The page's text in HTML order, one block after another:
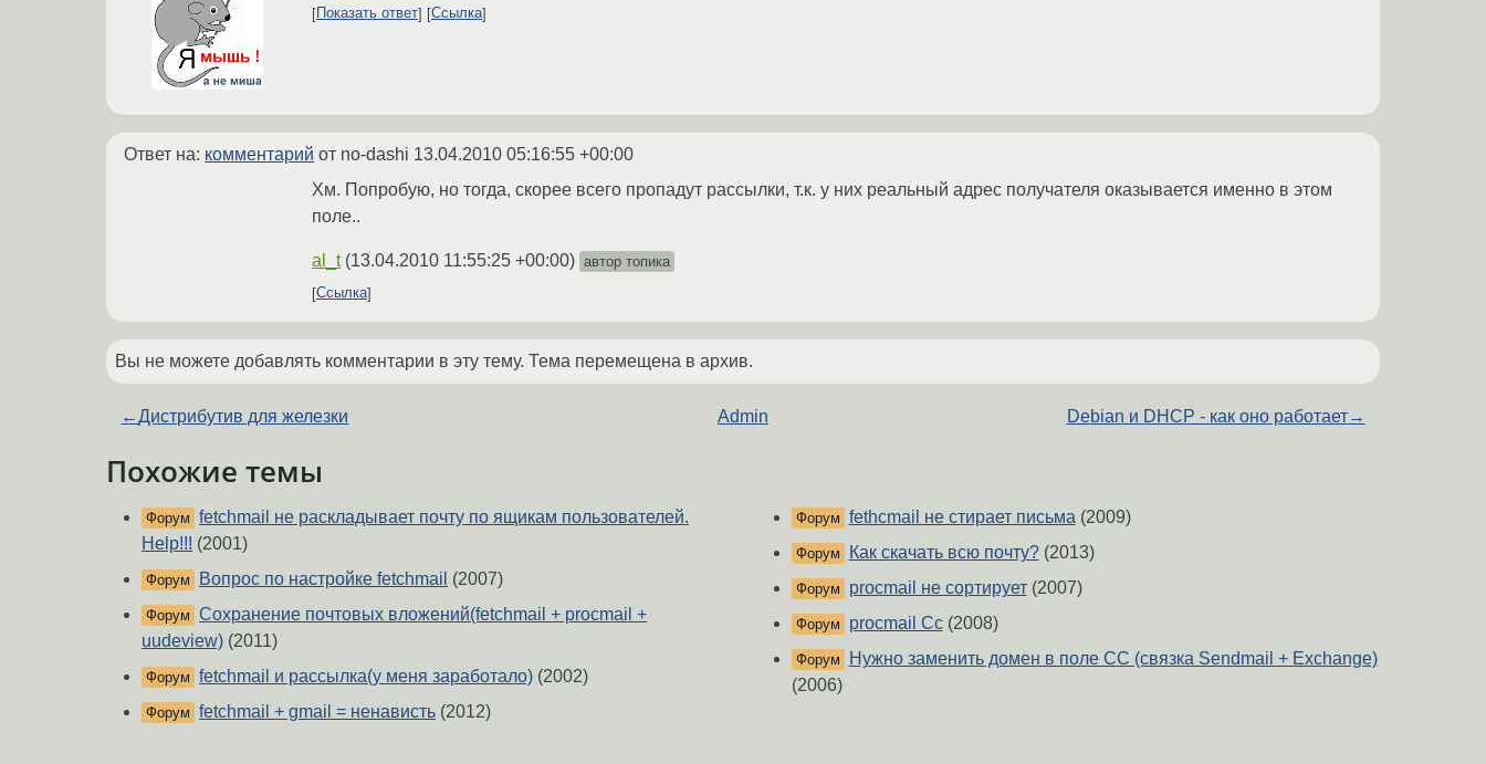
Показать ответ Ссылка
Ответ на: комментарий от no-dashi 13.04.2010 05:16:55 +00:00
Хм. Попробую, но тогда, скорее всего пропадут рассылки, т.к. у них реальный адрес получателя оказывается именно в этом
поле..
al_t (13.04.2010 11:55:25 +00:00) автор топика
Ссылка
Вы не можете добавлять комментарии в эту тему. Тема перемещена в архив.
←Дистрибутив для железки Admin Debian и DHCP - как оно работает→
Похожие темы
Форум fetchmail не раскладывает почту по ящикам пользователей.
Help!!! (2001)
Форум Вопрос по настройке fetchmail (2007)
Форум Сохранение почтовых вложений(fetchmail + procmail +
uudeview) (2011)
Форум fetchmail и рассылка(у меня заработало) (2002)
Форум fetchmail + gmail = ненависть (2012)
Форум fethcmail не стирает письма(2009)
Форум Как скачать всю почту?(2013)
Форум procmail не сортирует(2007)
Форум procmail Cc(2008)
Форум
Нужно заменить домен в поле CC (связка Sendmail + Exchange)
(2006)